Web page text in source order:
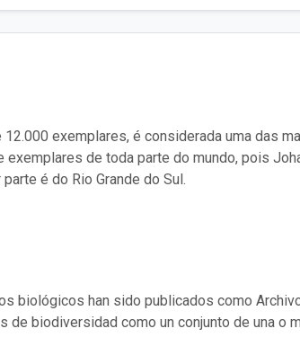
exemplares, é considerada uma das
exemplares de toda parte do mundo, pois
é do Rio Grande do Sul.
biológicos han sido publicados como
de biodiversidad como un conjunto de una o